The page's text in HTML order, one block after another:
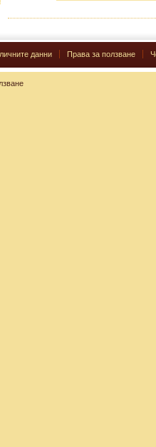
данни Права за ползване